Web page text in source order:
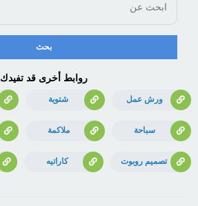
روابط أخرى قد تفيدك
ورش عمل شتوية
سباحة ملاكمة
تصميم روبوت كاراتيه